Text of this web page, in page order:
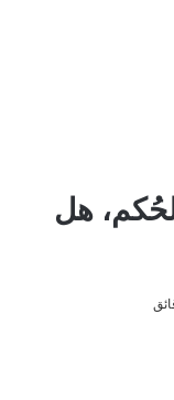
هل